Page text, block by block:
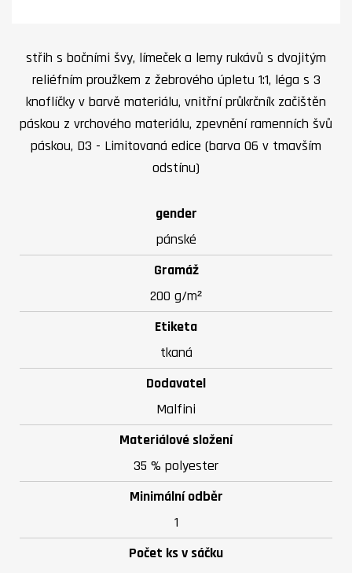
střih s bočními švy, límeček a lemy rukávů s dvojitým
reliéfním proužkem z žebrového úpletu 1:1, léga s 3
knoflíčky v barvě materiálu, vnitřní průkrčník začištěn
páskou z vrchového materiálu, zpevnění ramenních švů
páskou, D3 - Limitovaná edice (barva 06 v tmavším
odstínu)
gender
pánské
Gramáž
200 g/m²
Etiketa
tkaná
Dodavatel
Malfini
Materiálové složení
35 % polyester
Minimální odběr
1
Počet ks v sáčku